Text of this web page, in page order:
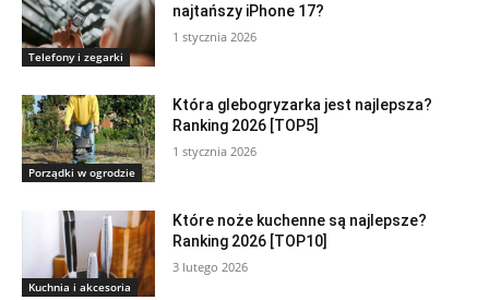
Telefony i zegarki
najtańszy iPhone 17?
1 stycznia 2026
Porządki w ogrodzie
Która glebogryzarka jest najlepsza?
Ranking 2026 [TOP5]
1 stycznia 2026
Kuchnia i akcesoria
Które noże kuchenne są najlepsze?
Ranking 2026 [TOP10]
3 lutego 2026